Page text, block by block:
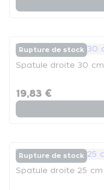
Rupture de stock
Spatule droite 30 cm
19,83 €
Rupture de stock
Spatule droite 25 cm